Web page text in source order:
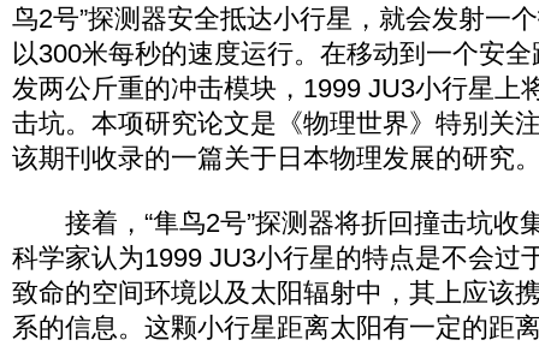
鸟2号”探测器安全抵达小行星，就会发射一
以300米每秒的速度运行。在移动到一个安
发两公斤重的冲击模块，1999 JU3小行星上
击坑。本项研究论文是《物理世界》特别关
该期刊收录的一篇关于日本物理发展的研究
接着，“隼鸟2号”探测器将折回撞击坑收
科学家认为1999 JU3小行星的特点是不会过
致命的空间环境以及太阳辐射中，其上应该
系的信息。这颗小行星距离太阳有一定的距